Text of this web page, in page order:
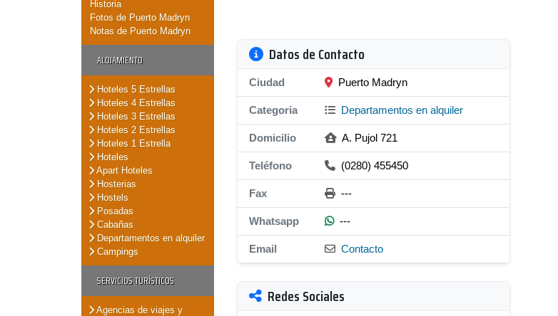
Historia
Fotos de Puerto Madryn
Notas de Puerto Madryn
ALOJAMIENTO
Hoteles 5 Estrellas
Hoteles 4 Estrellas
Hoteles 3 Estrellas
Hoteles 2 Estrellas
Hoteles 1 Estrella
Hoteles
Apart Hoteles
Hosterias
Hostels
Posadas
Cabañas
Departamentos en alquiler
Campings
SERVICIOS TURÍSTICOS
Agencias de viajes y
Datos de Contacto
Ciudad Puerto Madryn
Categoria Departamentos en alquiler
Domicilio A. Pujol 721
Teléfono (0280) 455450
Fax ---
Whatsapp ---
Email Contacto
Redes Sociales